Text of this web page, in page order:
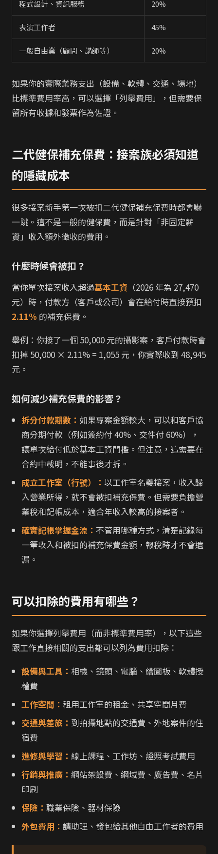
程式設計、資訊服務 20%
表演工作者 45%
一般自由業（顧問、講師等） 20%
如果你的實際業務支出（設備、軟體、交通、場地）
比標準費用率高，可以選擇「列舉費用」，但需要保
留所有收據和發票作為佐證。
二代健保補充保費：接案族必須知道
的隱藏成本
很多接案新手第一次被扣二代健保補充保費時都會嚇
一跳。這不是一般的健保費，而是針對「非固定薪
資」收入額外徵收的費用。
什麼時候會被扣？
當你單次接案收入超過基本工資 （2026 年為 27,470
元）時，付款方（客戶或公司）會在給付時直接預扣
2.11% 的補充保費。
舉例：你接了一個 50,000 元的攝影案，客戶付款時會
扣掉 50,000 × 2.11% = 1,055 元，你實際收到 48,945
元。
如何減少補充保費的影響？
拆分付款期數： 如果專案金額較大，可以和客戶協
商分期付款（例如簽約付 40%、交件付 60%），
讓單次給付低於基本工資門檻。但注意，這需要在
合約中載明，不能事後才拆。
成立工作室（行號）： 以工作室名義接案，收入歸
入營業所得，就不會被扣補充保費。但需要負擔營
業稅和記帳成本，適合年收入較高的接案者。
確實記帳掌握金流： 不管用哪種方式，清楚記錄每
一筆收入和被扣的補充保費金額，報稅時才不會遺
漏。
可以扣除的費用有哪些？
如果你選擇列舉費用（而非標準費用率），以下這些
跟工作直接相關的支出都可以列為費用扣除：
設備與工具： 相機、鏡頭、電腦、繪圖板、軟體授
權費
工作空間： 租用工作室的租金、共享空間月費
交通與差旅： 到拍攝地點的交通費、外地案件的住
宿費
進修與學習： 線上課程、工作坊、證照考試費用
行銷與推廣： 網站架設費、網域費、廣告費、名片
印刷
保險： 職業保險、器材保險
外包費用： 請助理、發包給其他自由工作者的費用